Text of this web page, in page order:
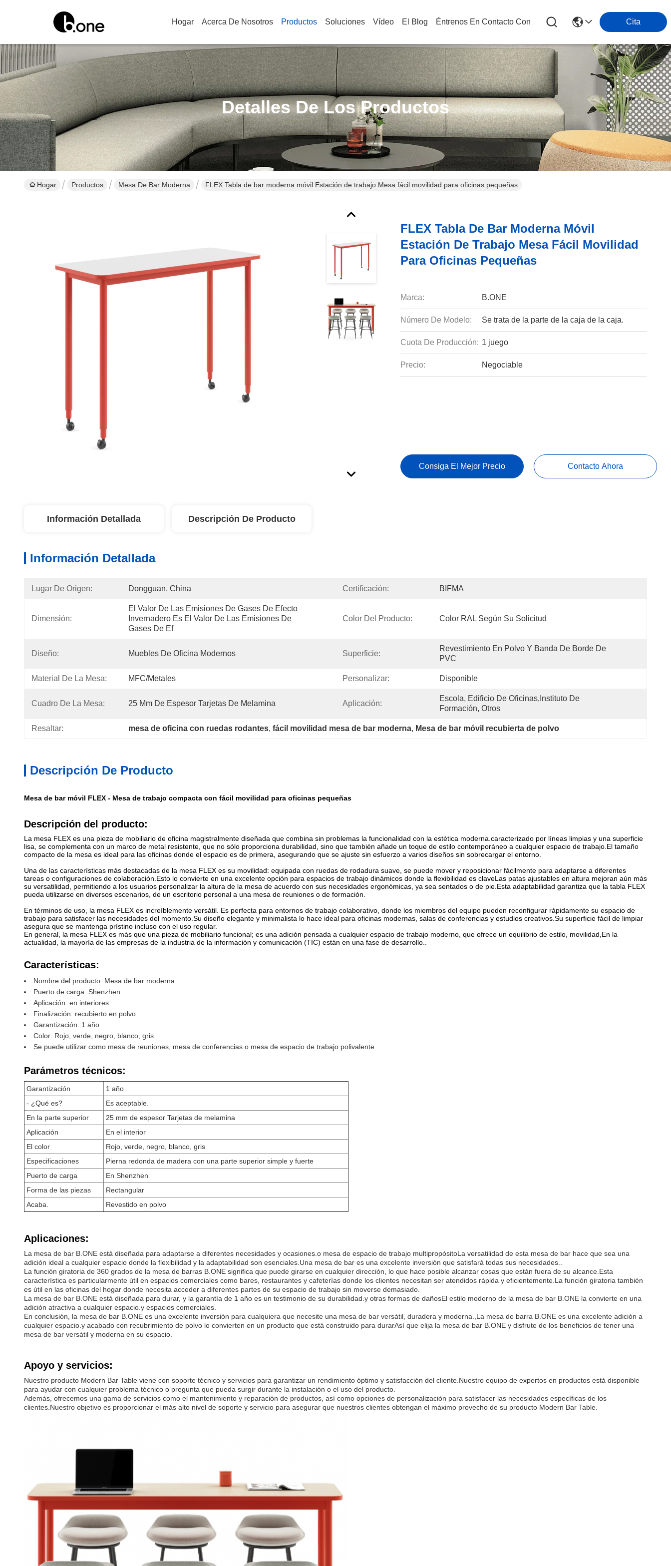
Hogar Acerca De Nosotros Productos Soluciones Vídeo El Blog Éntrenos En Contacto Con Cita
Detalles De Los Productos
Hogar Productos Mesa De Bar Moderna FLEX Tabla de bar moderna móvil Estación de trabajo Mesa fácil movilidad para oficinas pequeñas
FLEX Tabla De Bar Moderna Móvil
Estación De Trabajo Mesa Fácil Movilidad
Para Oficinas Pequeñas
Marca: B.ONE
Número De Modelo: Se trata de la parte de la caja de la caja.
Cuota De Producción: 1 juego
Precio: Negociable
Consiga El Mejor Precio Contacto Ahora
Información Detallada Descripción De Producto
Información Detallada
Lugar De Origen: Dongguan, China Certificación: BIFMA
Dimensión:
El Valor De Las Emisiones De Gases De Efecto
Invernadero Es El Valor De Las Emisiones De
Gases De Ef
Color Del Producto: Color RAL Según Su Solicitud
Diseño: Muebles De Oficina Modernos Superficie:
Revestimiento En Polvo Y Banda De Borde De
PVC
Material De La Mesa: MFC/Metales Personalizar: Disponible
Cuadro De La Mesa: 25 Mm De Espesor Tarjetas De Melamina Aplicación:
Escola, Edificio De Oficinas,Instituto De
Formación, Otros
Resaltar: mesa de oficina con ruedas rodantes, fácil movilidad mesa de bar moderna, Mesa de bar móvil recubierta de polvo
Descripción De Producto
Mesa de bar móvil FLEX - Mesa de trabajo compacta con fácil movilidad para oficinas pequeñas
Descripción del producto:
La mesa FLEX es una pieza de mobiliario de oficina magistralmente diseñada que combina sin problemas la funcionalidad con la estética moderna.caracterizado por líneas limpias y una superficie
lisa, se complementa con un marco de metal resistente, que no sólo proporciona durabilidad, sino que también añade un toque de estilo contemporáneo a cualquier espacio de trabajo.El tamaño
compacto de la mesa es ideal para las oficinas donde el espacio es de primera, asegurando que se ajuste sin esfuerzo a varios diseños sin sobrecargar el entorno.
Una de las características más destacadas de la mesa FLEX es su movilidad: equipada con ruedas de rodadura suave, se puede mover y reposicionar fácilmente para adaptarse a diferentes
tareas o configuraciones de colaboración.Esto lo convierte en una excelente opción para espacios de trabajo dinámicos donde la flexibilidad es claveLas patas ajustables en altura mejoran aún más
su versatilidad, permitiendo a los usuarios personalizar la altura de la mesa de acuerdo con sus necesidades ergonómicas, ya sea sentados o de pie.Esta adaptabilidad garantiza que la tabla FLEX
pueda utilizarse en diversos escenarios, de un escritorio personal a una mesa de reuniones o de formación.
En términos de uso, la mesa FLEX es increíblemente versátil. Es perfecta para entornos de trabajo colaborativo, donde los miembros del equipo pueden reconfigurar rápidamente su espacio de
trabajo para satisfacer las necesidades del momento.Su diseño elegante y minimalista lo hace ideal para oficinas modernas, salas de conferencias y estudios creativos.Su superficie fácil de limpiar
asegura que se mantenga prístino incluso con el uso regular.
En general, la mesa FLEX es más que una pieza de mobiliario funcional; es una adición pensada a cualquier espacio de trabajo moderno, que ofrece un equilibrio de estilo, movilidad,En la
actualidad, la mayoría de las empresas de la industria de la información y comunicación (TIC) están en una fase de desarrollo..
Características:
Nombre del producto: Mesa de bar moderna
Puerto de carga: Shenzhen
Aplicación: en interiores
Finalización: recubierto en polvo
Garantización: 1 año
Color: Rojo, verde, negro, blanco, gris
Se puede utilizar como mesa de reuniones, mesa de conferencias o mesa de espacio de trabajo polivalente
Parámetros técnicos:
Garantización
1 año
- ¿Qué es?
Es aceptable.
En la parte superior
25 mm de espesor Tarjetas de melamina
Aplicación
En el interior
El color
Rojo, verde, negro, blanco, gris
Especificaciones
Pierna redonda de madera con una parte superior simple y fuerte
Puerto de carga
En Shenzhen
Forma de las piezas
Rectangular
Acaba.
Revestido en polvo
Aplicaciones:
La mesa de bar B.ONE está diseñada para adaptarse a diferentes necesidades y ocasiones.o mesa de espacio de trabajo multipropósitoLa versatilidad de esta mesa de bar hace que sea una
adición ideal a cualquier espacio donde la flexibilidad y la adaptabilidad son esenciales.Una mesa de bar es una excelente inversión que satisfará todas sus necesidades..
La función giratoria de 360 grados de la mesa de barras B.ONE significa que puede girarse en cualquier dirección, lo que hace posible alcanzar cosas que están fuera de su alcance.Esta
característica es particularmente útil en espacios comerciales como bares, restaurantes y cafeterías donde los clientes necesitan ser atendidos rápida y eficientemente.La función giratoria también
es útil en las oficinas del hogar donde necesita acceder a diferentes partes de su espacio de trabajo sin moverse demasiado.
La mesa de bar B.ONE está diseñada para durar, y la garantía de 1 año es un testimonio de su durabilidad.y otras formas de dañosEl estilo moderno de la mesa de bar B.ONE la convierte en una
adición atractiva a cualquier espacio.y espacios comerciales.
En conclusión, la mesa de bar B.ONE es una excelente inversión para cualquiera que necesite una mesa de bar versátil, duradera y moderna.,La mesa de barra B.ONE es una excelente adición a
cualquier espacio.y acabado con recubrimiento de polvo lo convierten en un producto que está construido para durarAsí que elija la mesa de bar B.ONE y disfrute de los beneficios de tener una
mesa de bar versátil y moderna en su espacio.
Apoyo y servicios:
Nuestro producto Modern Bar Table viene con soporte técnico y servicios para garantizar un rendimiento óptimo y satisfacción del cliente.Nuestro equipo de expertos en productos está disponible
para ayudar con cualquier problema técnico o pregunta que pueda surgir durante la instalación o el uso del producto.
Además, ofrecemos una gama de servicios como el mantenimiento y reparación de productos, así como opciones de personalización para satisfacer las necesidades específicas de los
clientes.Nuestro objetivo es proporcionar el más alto nivel de soporte y servicio para asegurar que nuestros clientes obtengan el máximo provecho de su producto Modern Bar Table.